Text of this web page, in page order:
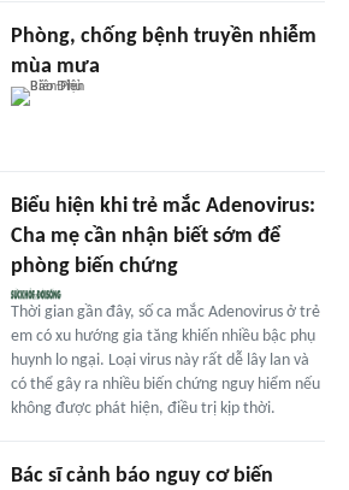
Phòng, chống bệnh truyền nhiễm
mùa mưa
Biểu hiện khi trẻ mắc Adenovirus:
Cha mẹ cần nhận biết sớm để
phòng biến chứng
Thời gian gần đây, số ca mắc Adenovirus ở trẻ
em có xu hướng gia tăng khiến nhiều bậc phụ
huynh lo ngại. Loại virus này rất dễ lây lan và
có thể gây ra nhiều biến chứng nguy hiểm nếu
không được phát hiện, điều trị kịp thời.
Bác sĩ cảnh báo nguy cơ biến